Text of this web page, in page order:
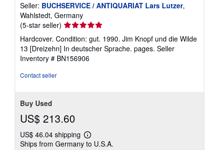
Seller: BUCHSERVICE / ANTIQUARIAT Lars Lutzer,
Wahlstedt, Germany
(5-star seller) Seller
rating
5
out
of
Hardcover. Condition: gut. 1990. Jim Knopf und die Wilde
13 [Dreizehn] In deutscher Sprache. pages. Seller
Inventory # BN156906
Contact seller
Buy Used
US$ 213.60
US$ 46.04 shipping
Learn
more
Ships from Germany to U.S.A.